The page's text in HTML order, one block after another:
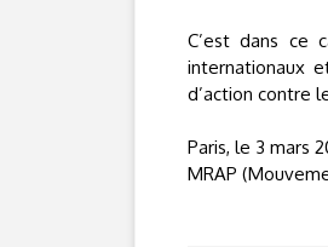
C’est dans ce
internationaux
d’action contre
Paris, le 3 mars
MRAP